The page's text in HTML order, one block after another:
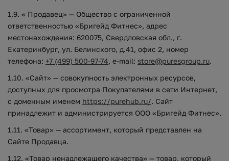
1.9. « Продавец» — Общество с ограниченной
ответственностью «Бригейд Фитнес», адрес
местонахождения: 620075, Свердловская обл., г.
Екатеринбург, ул. Белинского, д.41, офис 2, номер
телефона: +7 (499) 500-97-74, e-mail: store@puresgroup.ru.
1.10. «Сайт» — совокупность электронных ресурсов,
доступных для просмотра Покупателями в сети Интернет,
с доменным именем https://purehub.ru/. Сайт
принадлежит и администрируется ООО «Бригейд Фитнес».
1.11. «Товар» — ассортимент, который представлен на
Сайте Продавца.
1.12. «Товар ненадлежащего качества» — товар, который